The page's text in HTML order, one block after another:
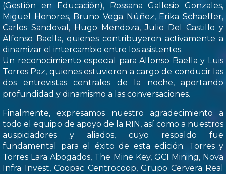
(Gestión en Educación), Rossana Gallesio Gonzales,
Miguel Honores, Bruno Vega Núñez, Erika Schaeffer,
Carlos Sandoval, Hugo Mendoza, Julio Del Castillo y
Alfonso Baella, quienes contribuyeron activamente a
dinamizar el intercambio entre los asistentes.
Un reconocimiento especial para Alfonso Baella y Luis
Torres Paz, quienes estuvieron a cargo de conducir las
dos entrevistas centrales de la noche, aportando
profundidad y dinamismo a las conversaciones.
Finalmente, expresamos nuestro agradecimiento a
todo el equipo de apoyo de la RIN, así como a nuestros
auspiciadores y aliados, cuyo respaldo fue
fundamental para el éxito de esta edición: Torres y
Torres Lara Abogados, The Mine Key, GCI Mining, Nova
Infra Invest, Coopac Centrocoop, Grupo Cervera Real